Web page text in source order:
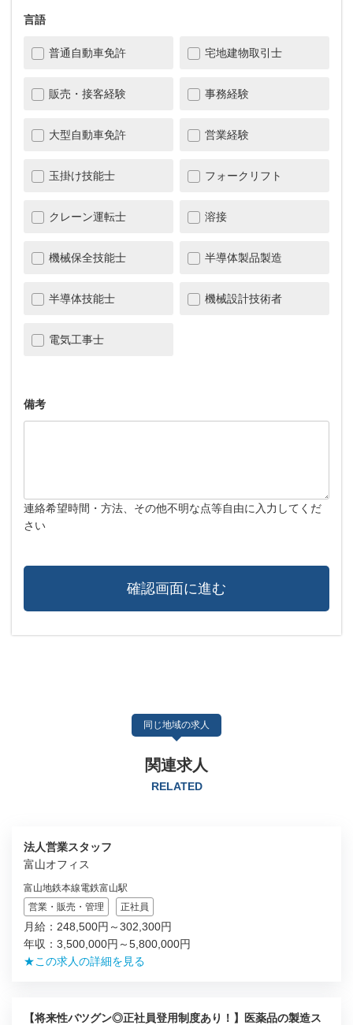
言語
普通自動車免許 宅地建物取引士
販売・接客経験 事務経験
大型自動車免許 営業経験
玉掛け技能士 フォークリフト
クレーン運転士 溶接
機械保全技能士 半導体製品製造
半導体技能士 機械設計技術者
電気工事士
備考
連絡希望時間・方法、その他不明な点等自由に入力してくだ
さい
同じ地域の求人
関連求人
RELATED
法人営業スタッフ
富山オフィス
富山地鉄本線電鉄富山駅
営業・販売・管理
正社員
月給：248,500円～302,300円
年収：3,500,000円～5,800,000円
★この求人の詳細を見る
【将来性バツグン◎正社員登用制度あり！】医薬品の製造ス